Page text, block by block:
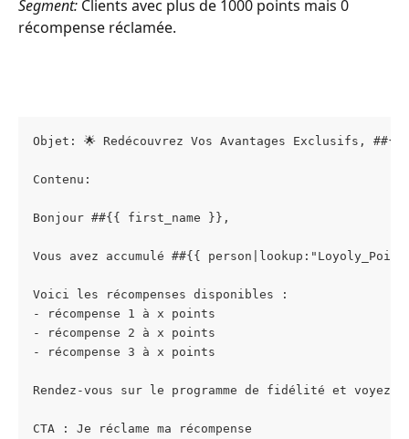
Segment: Clients avec plus de 1000 points mais 0
récompense réclamée.
Objet: 🌟 Redécouvrez Vos Avantages Exclusifs,
Contenu:
Bonjour ##{{ first_name }},
Vous avez accumulé ##{{
Voici les récompenses disponibles :
- récompense 1 à x points
- récompense 2 à x points
- récompense 3 à x points
Rendez-vous sur le programme de fidélité et voyez
CTA : Je réclame ma récompense